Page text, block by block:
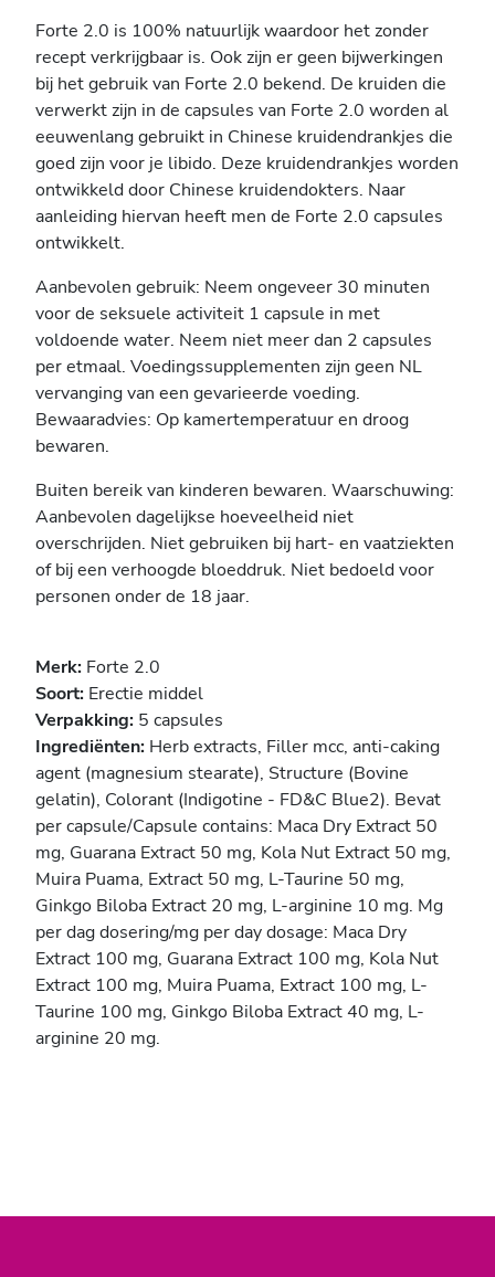
Forte 2.0 is 100% natuurlijk waardoor het zonder
recept verkrijgbaar is. Ook zijn er geen bijwerkingen
bij het gebruik van Forte 2.0 bekend. De kruiden die
verwerkt zijn in de capsules van Forte 2.0 worden al
eeuwenlang gebruikt in Chinese kruidendrankjes die
goed zijn voor je libido. Deze kruidendrankjes worden
ontwikkeld door Chinese kruidendokters. Naar
aanleiding hiervan heeft men de Forte 2.0 capsules
ontwikkelt.
Aanbevolen gebruik: Neem ongeveer 30 minuten
voor de seksuele activiteit 1 capsule in met
voldoende water. Neem niet meer dan 2 capsules
per etmaal. Voedingssupplementen zijn geen NL
vervanging van een gevarieerde voeding.
Bewaaradvies: Op kamertemperatuur en droog
bewaren.
Buiten bereik van kinderen bewaren. Waarschuwing:
Aanbevolen dagelijkse hoeveelheid niet
overschrijden. Niet gebruiken bij hart- en vaatziekten
of bij een verhoogde bloeddruk. Niet bedoeld voor
personen onder de 18 jaar.
Merk: Forte 2.0
Soort: Erectie middel
Verpakking: 5 capsules
Ingrediënten: Herb extracts, Filler mcc, anti-caking
agent (magnesium stearate), Structure (Bovine
gelatin), Colorant (Indigotine - FD&C Blue2). Bevat
per capsule/Capsule contains: Maca Dry Extract 50
mg, Guarana Extract 50 mg, Kola Nut Extract 50 mg,
Muira Puama, Extract 50 mg, L-Taurine 50 mg,
Ginkgo Biloba Extract 20 mg, L-arginine 10 mg. Mg
per dag dosering/mg per day dosage: Maca Dry
Extract 100 mg, Guarana Extract 100 mg, Kola Nut
Extract 100 mg, Muira Puama, Extract 100 mg, L-
Taurine 100 mg, Ginkgo Biloba Extract 40 mg, L-
arginine 20 mg.